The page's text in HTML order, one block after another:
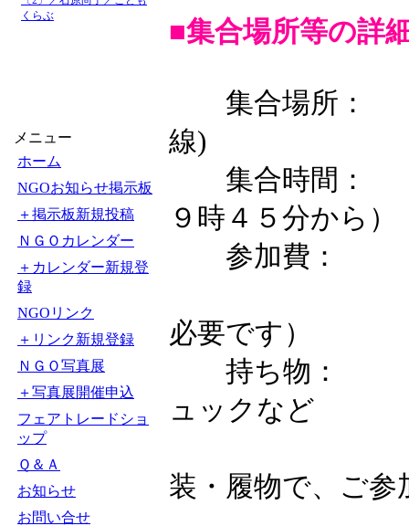
くらぶ
メニュー
ホーム
NGOお知らせ掲示板
＋掲示板新規投稿
ＮＧＯカレンダー
＋カレンダー新規登
録
NGOリンク
＋リンク新規登録
ＮＧＯ写真展
＋写真展開催申込
フェアトレードショ
ップ
Ｑ＆Ａ
お知らせ
お問い合せ
■集合場所等の詳
集合場所：
線)
集合時間：
９時４５分から）
参加費： 一
必要です）
持ち物： お
ュックなど
装・履物で、ご参